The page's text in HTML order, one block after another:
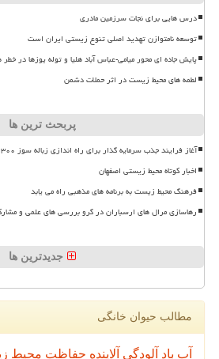
درس هایی برای نجات سرزمین مادری
توسعه نامتوازن تهدید اصلی تنوع زیستی ایران است
پایش جاده ای محور میامی-عباس آباد هلیا و توله یوزها در
لطمه های محیط زیست در اثر حملات دشمن
پربحث ترین ها
آغاز فرایند جذب سرمایه گذار برای راه اندازی زباله سوز ۳۰۰ تنی اصفهان
اخبار کوتاه محیط زیستی اصفهان
فرهنگ محیط زیست به برنامه های مذهبی راه می یابد
رهاسازی مرال های ارسباران در گرو بررسی های علمی و
جدیدترین ها
مطالب حیوان خانگی
آب باد آلودگی آلاینده حفاظت محیط